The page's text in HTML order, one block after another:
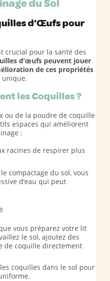
du Sol
d’Œufs pour
crucial pour la santé des
d’œufs peuvent jouer
de ces propriétés
unique.
les Coquilles ?
ou de la poudre de coquille
espaces qui améliorent
:
racines de respirer plus
compactage du sol, vous
d’eau qui peut
vous préparez votre lit
le sol, ajoutez des
de coquille directement
coquilles dans le sol pour